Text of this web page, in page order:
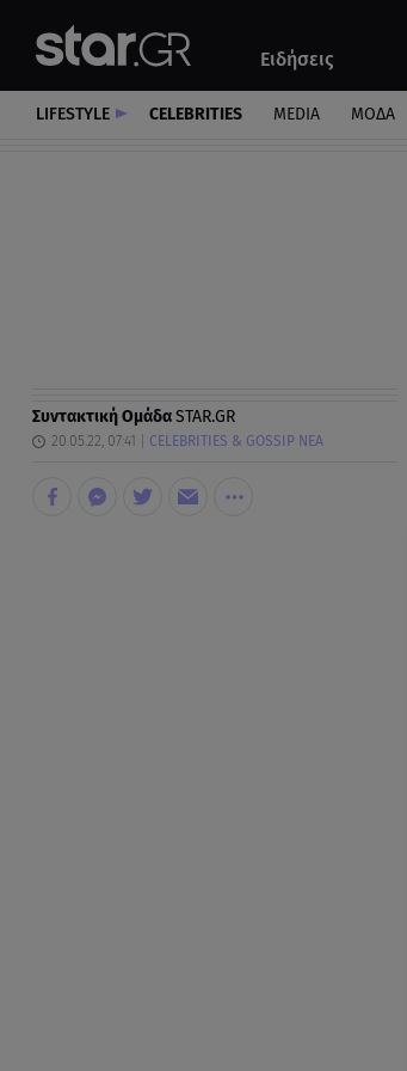
Ειδήσεις
Αυτοκίνητο
LIFESTYLE CELEBRITIES MEDIA ΜΟΔΑ
Συντακτική ΟμάδαSTAR.GR
20.05.22, 07:41 CELEBRITIES & GOSSIP ΝΕΑ